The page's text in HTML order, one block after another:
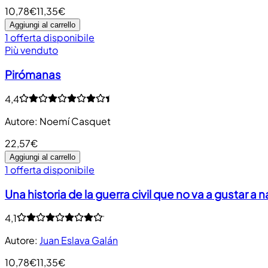
10,78€11,35€
Aggiungi al carrello
1 offerta disponibile
Più venduto
Pirómanas
4,4
Autore: Noemí Casquet
22,57€
Aggiungi al carrello
1 offerta disponibile
Una historia de la guerra civil que no va a gustar a
4,1
Autore: Juan Eslava Galán
10,78€11,35€